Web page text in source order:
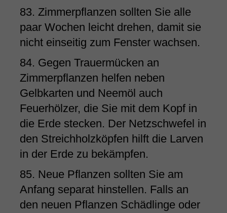
83. Zimmerpflanzen sollten Sie alle
paar Wochen leicht drehen, damit sie
nicht einseitig zum Fenster wachsen.
84. Gegen Trauermücken an
Zimmerpflanzen helfen neben
Gelbkarten und Neemöl auch
Feuerhölzer, die Sie mit dem Kopf in
die Erde stecken. Der Netzschwefel in
den Streichholzköpfen hilft die Larven
in der Erde zu bekämpfen.
85. Neue Pflanzen sollten Sie am
Anfang separat hinstellen. Falls an
den neuen Pflanzen Schädlinge oder